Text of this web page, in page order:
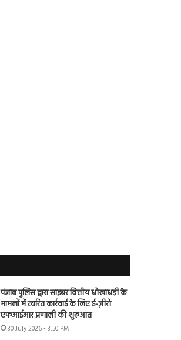
पंजाब पुलिस द्वारा साइबर वित्तीय धोखाधड़ी के
मामलों में त्वरित कार्रवाई के लिए ई-ज़ीरो
एफआईआर प्रणाली की शुरुआत
30 July 2026 - 3:50 PM